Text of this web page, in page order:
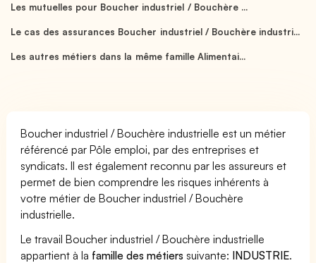
Les mutuelles pour Boucher industriel / Bouchère ...
Le cas des assurances Boucher industriel / Bouchère industri...
Les autres métiers dans la même famille Alimentai...
Boucher industriel / Bouchère industrielle est un métier
référencé par Pôle emploi, par des entreprises et
syndicats. Il est également reconnu par les assureurs et
permet de bien comprendre les risques inhérents à
votre métier de Boucher industriel / Bouchère
industrielle.
Le travail Boucher industriel / Bouchère industrielle
appartient à la famille des métiers suivante: INDUSTRIE.